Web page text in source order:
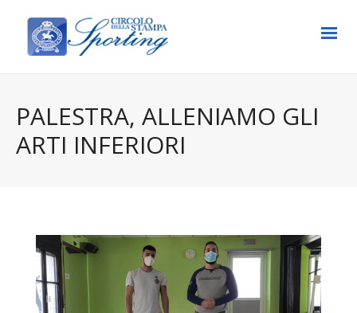
PALESTRA, ALLENIAMO GLI
ARTI INFERIORI